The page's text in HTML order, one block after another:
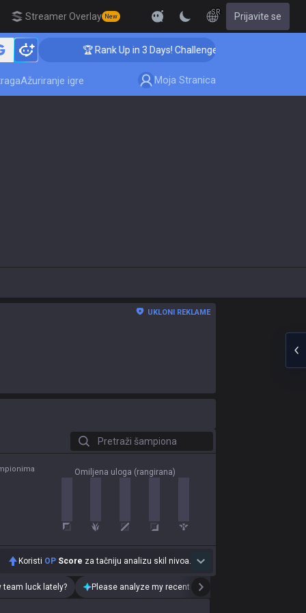
Streamer Overlay New
SR Prijavite se
🏆 Rank Up in 3 Days! Challenger Coaching
Ažuriranje igre Moja Stranica
UKLONI REKLAME
Pretraži šampiona
Omiljena uloga (rangirana)
Koristi OP Score za tačniju analizu skil nivoa.
team luck lately? Please analyze my recent playstyle.